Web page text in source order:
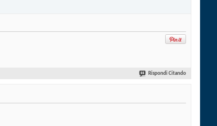
Rispondi Citando